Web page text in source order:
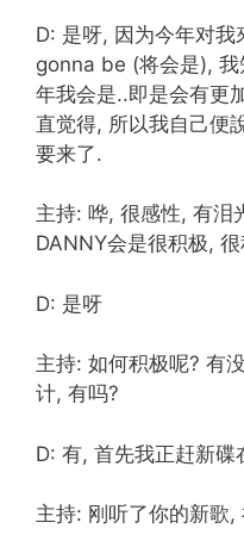
D: 是呀, 因为今年对我
gonna be (将会是), 我
年我会是..即是会有更
直觉得, 所以我自己便
要来了.
主持: 哗, 很感性, 有泪
DANNY会是很积极,
D: 是呀
主持: 如何积极呢? 有
计, 有吗?
D: 有, 首先我正赶新碟
主持: 刚听了你的新歌,